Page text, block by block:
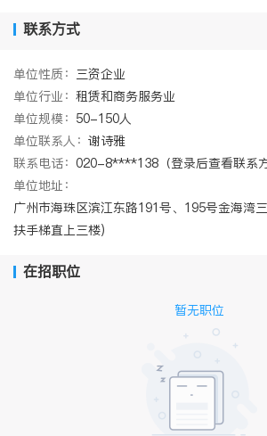
联系方式
单位性质： 三资企业
单位行业： 租赁和商务服务业
单位规模： 50-150人
单位联系人： 谢诗雅
联系电话： 020-8****138（登录后查看联系方
单位地址：
广州市海珠区滨江东路191号、195号金海湾
扶手梯直上三楼)
在招职位
暂无职位